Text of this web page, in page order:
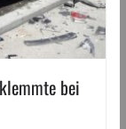
bei